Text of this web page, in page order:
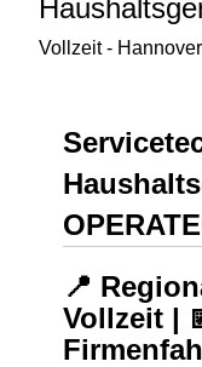
Vollzeit - Hannover
📍
Vollzeit |